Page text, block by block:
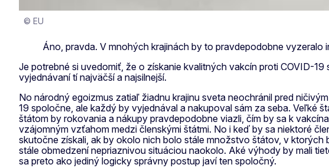
© EU
Áno, pravda. V mnohých krajinách by to pravdepodobne
Je potrebné si uvedomiť, že o získanie kvalitných vakcín proti COVID-
vyjednávaní tí najväčší a najsilnejší.
No národný egoizmus zatiaľ žiadnu krajinu sveta neochránil pred
19 spoločne, ale každý by vyjednával a nakupoval sám za seba. Veľké
štátom by rokovania a nákupy pravdepodobne viazli, čím by sa k
vzájomným vzťahom medzi členskými štátmi. No i keď by sa niektoré
skutočne získali, ak by okolo nich bolo stále množstvo štátov, v
stále obmedzení nepriaznivou situáciou naokolo. Aké výhody by mali
sa preto ako jediný logicky správny postup javí ten spoločný.